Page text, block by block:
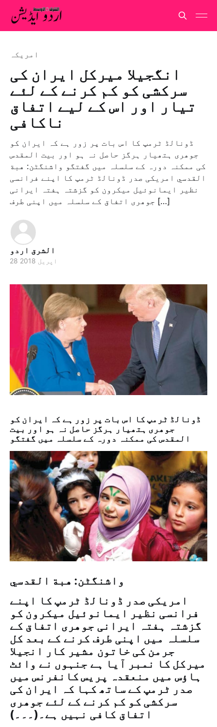
امريكہ
انگجيلا ميركل ايران کی
سرکشی کو کم کرنے کے لئے
تیار اور اس کے لیے اتفاق
ناکافی
ڈونالڈ ٹرمپ کا اس بات پر زور ہے کہ ایران کو
جوھری ہتھیار ہرگز حاصل نہ ہو اور بیت المقدس
کی ممکنہ دورہ کے سلسلہ میں گفتگو واشنگٹن: هبة
القدسي امریکی صدر ڈونالڈ ٹرمپ کا اپنے فرانسی
نظیر ایمانوئیل میکرون کو گزشتہ ہفتہ ایرانی
جوھری اتفاق کے سلسلہ میں اپنی طرف […]
الشرق اردو
28 اپریل 2018
ڈونالڈ ٹرمپ کا اس بات پر زور ہے کہ ایران کو
جوھری ہتھیار ہرگز حاصل نہ ہو اور بیت
المقدس کی ممکنہ دورہ کے سلسلہ میں گفتگو
واشنگٹن: هبة القدسي
امریکی صدر ڈونالڈ ٹرمپ کا اپنے
فرانسی نظیر ایمانوئیل میکرون کو
گزشتہ ہفتہ ایرانی جوھری اتفاق کے
سلسلہ میں اپنی طرف کرنے کے بعد کل
جرمن کی خاتون مشیر کار انجیلا
میرکل کا نمبر آیا ہے جنہوں نے وائٹ
ہاؤس میں منعقدہ پریس کانفرنس میں
صدر ٹرمپ کے ساتھ کہا کہ ايران کی
سرکشی کو کم کرنے کے لئے جوھری
اتفاق کافی نہیں ہے۔(۔۔۔)